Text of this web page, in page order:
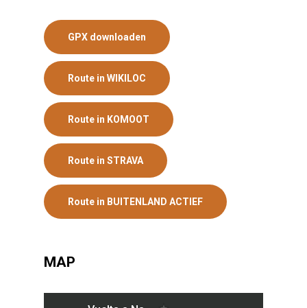
GPX downloaden
Route in WIKILOC
Route in KOMOOT
Route in STRAVA
Route in BUITENLAND ACTIEF
MAP